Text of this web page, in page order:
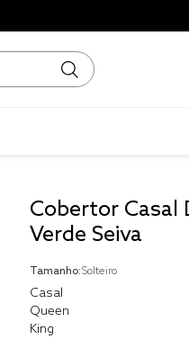
Cobertor
Verde Seiva
Tamanho:Solteiro
Casal
Queen
King
fronha
jogos cama
tencel